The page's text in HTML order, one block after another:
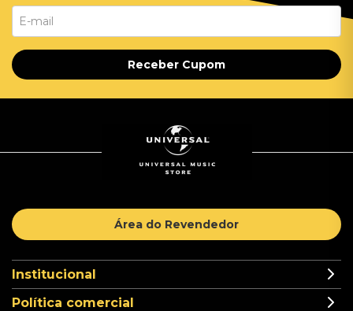
Receber Cupom
Área do Revendedor
Institucional
Política comercial